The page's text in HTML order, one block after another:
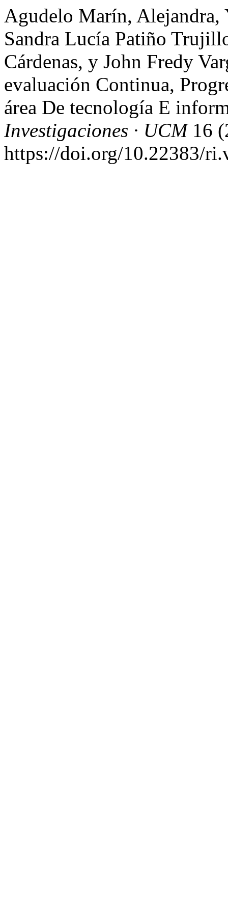
Agudelo Marín, Alejandra,
Sandra Lucía Patiño
Cárdenas, y John Fredy
evaluación Continua,
área De tecnología E
Investigaciones · UCM16
https://doi.org/10.22383/